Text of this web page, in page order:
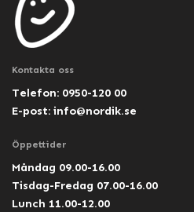
Kontakta oss
Telefon: 0950-120 00
E-post: info@nordik.se
Öppettider
Måndag 09.00-16.00
Tisdag-Fredag 07.00-16.00
Lunch 11.00-12.00